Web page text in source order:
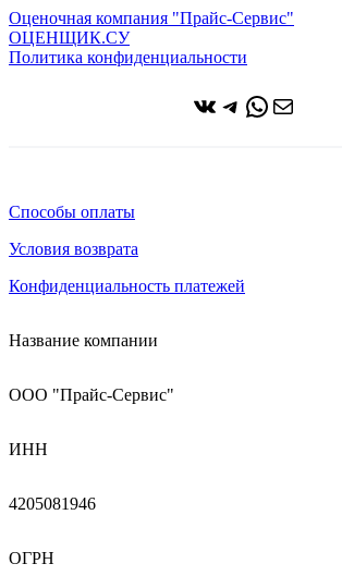
Оценочная компания "Прайс-Сервис"
ОЦЕНЩИК.СУ
Политика конфиденциальности
ВКонтакте
Telegram
WhatsApp
Почта
Способы оплаты
Условия возврата
Конфиденциальность платежей
Название компании
ООО "Прайс-Сервис"
ИНН
4205081946
ОГРН